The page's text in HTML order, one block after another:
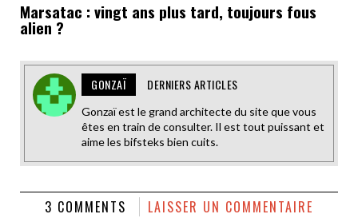
Marsatac : vingt ans plus tard, toujours fous
alien ?
GONZAÏ DERNIERS ARTICLES
Gonzaï est le grand architecte du site que vous
êtes en train de consulter. Il est tout puissant et
aime les bifsteks bien cuits.
3 COMMENTS LAISSER UN COMMENTAIRE